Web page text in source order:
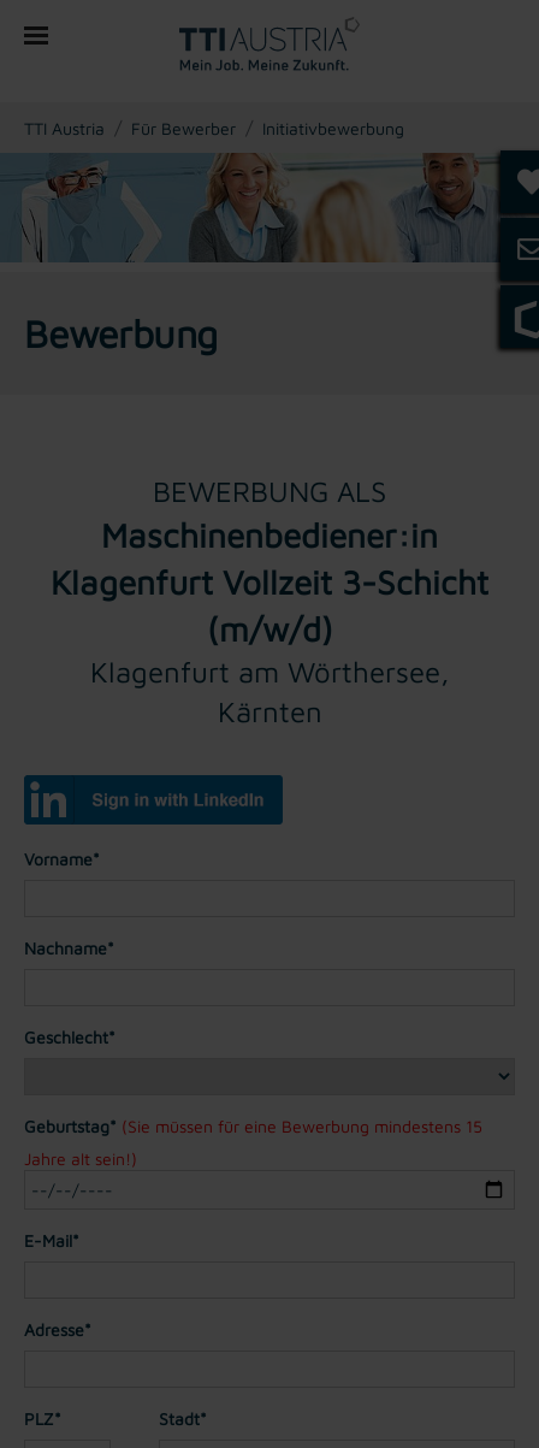
You are here:
TTI Austria Für Bewerber Initiativbewerbung
Bewerbung
BEWERBUNG ALS
Maschinenbediener:in
Klagenfurt Vollzeit 3-Schicht
(m/w/d)
Klagenfurt am Wörthersee,
Kärnten
Vorname*
Nachname*
Geschlecht*
Geburtstag* (Sie müssen für eine Bewerbung mindestens 15
Jahre alt sein!)
E-Mail*
Adresse*
PLZ* Stadt*